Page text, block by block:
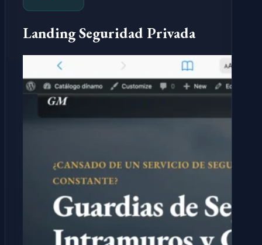
Landing Seguridad Privada